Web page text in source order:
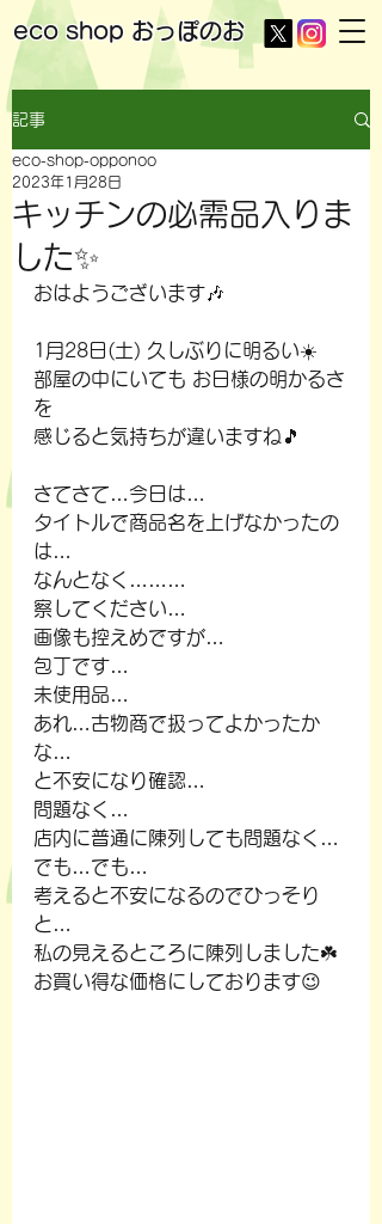
eco shop おっぽのお
記事
キッチンの必需品入りま
した✨
eco-shop-opponoo
2023年1月28日
おはようございます🎶
1月28日(土) 久しぶりに明るい☀️
部屋の中にいても お日様の明かるさ
を
感じると気持ちが違いますね🎵
さてさて…今日は…
タイトルで商品名を上げなかったの
は…
なんとなく………
察してください…
画像も控えめですが…
包丁です…
未使用品…
あれ…古物商で扱ってよかったか
な…
と不安になり確認…
問題なく…
店内に普通に陳列しても問題なく…
でも…でも…
考えると不安になるのでひっそり
と…
私の見えるところに陳列しました☘️
お買い得な価格にしております😉